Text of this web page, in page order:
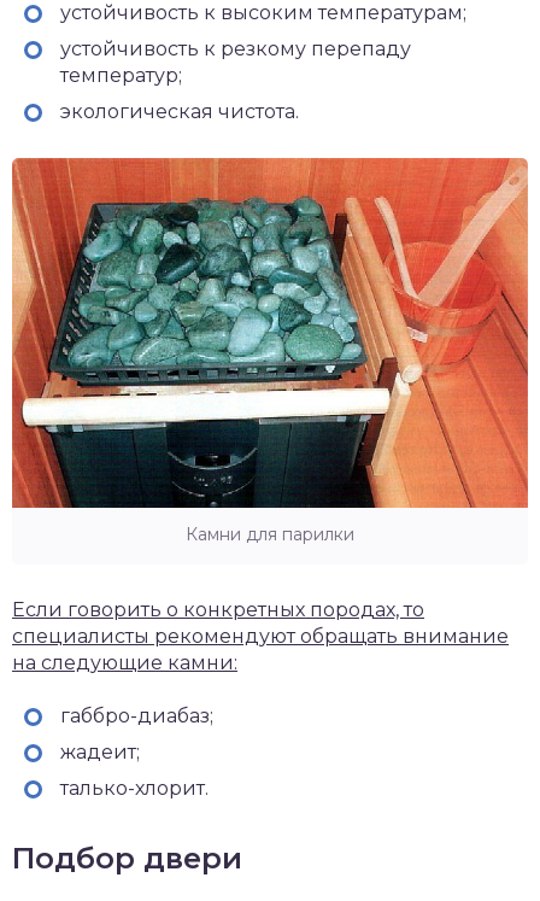
устойчивость к высоким температурам;
устойчивость к резкому перепаду
температур;
экологическая чистота.
Камни для парилки
Если говорить о конкретных породах, то
специалисты рекомендуют обращать внимание
на следующие камни:
габбро-диабаз;
жадеит;
талько-хлорит.
Подбор двери